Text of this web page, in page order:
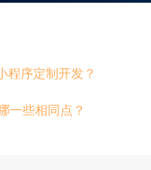
程序定制开发？
一些相同点？